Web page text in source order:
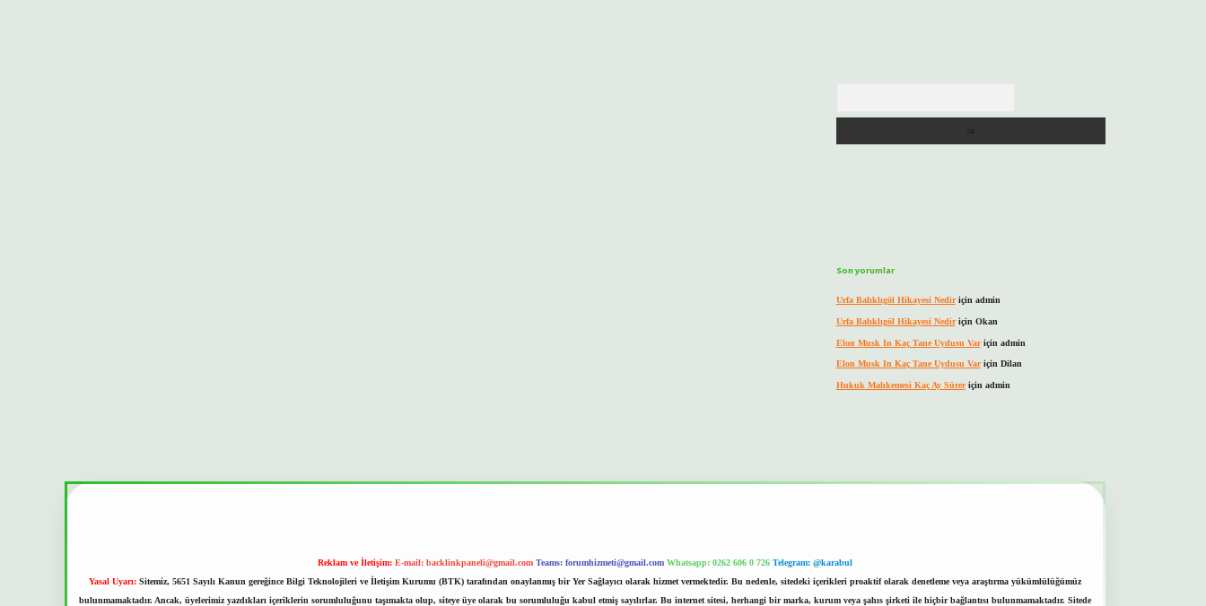
Son yorumlar
Urfa Balıklıgöl Hikayesi Nediriçin admin
Urfa Balıklıgöl Hikayesi Nediriçin Okan
Elon Musk In Kaç Tane Uydusu Variçin admin
Elon Musk In Kaç Tane Uydusu Variçin Dilan
Hukuk Mahkemesi Kaç Ay Süreriçin admin
Reklam ve İletişim: E-mail: backlinkpaneli@gmail.com Teams: forumhizmeti@gmail.com Whatsapp: 0262 606 0 726 Telegram: @karabul
Yasal Uyarı: Sitemiz, 5651 Sayılı Kanun gereğince Bilgi Teknolojileri ve İletişim Kurumu (BTK) tarafından onaylanmış bir Yer Sağlayıcı olarak hizmet vermektedir. Bu nedenle, sitedeki içerikleri proaktif olarak denetleme veya araştırma yükümlülüğümüz
bulunmamaktadır. Ancak, üyelerimiz yazdıkları içeriklerin sorumluluğunu taşımakta olup, siteye üye olarak bu sorumluluğu kabul etmiş sayılırlar. Bu internet sitesi, herhangi bir marka, kurum veya şahıs şirketi ile hiçbir bağlantısı bulunmamaktadır. Sitede